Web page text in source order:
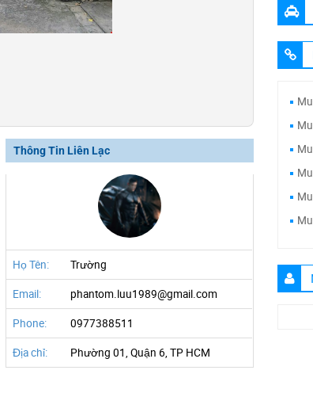
Thông Tin Liên Lạc
Họ Tên: Trường
Email: phantom.luu1989@gmail.com
Phone: 0977388511
Địa chỉ: Phường 01, Quận 6, TP HCM